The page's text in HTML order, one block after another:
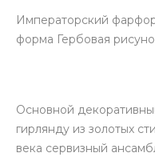
Императорский
форма Гербовая
Основной
гирлянду из золотых
века сервизный